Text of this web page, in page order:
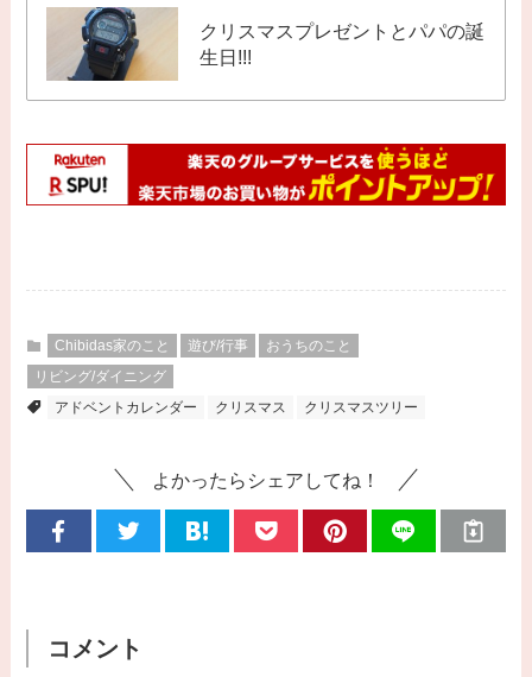
クリスマスプレゼントとパパの誕
生日!!!
Chibidas家のこと 遊び/行事
おうちのこと
リビング/ダイニング
アドベントカレンダー
クリスマス クリスマスツリー
よかったらシェアしてね！
コメント